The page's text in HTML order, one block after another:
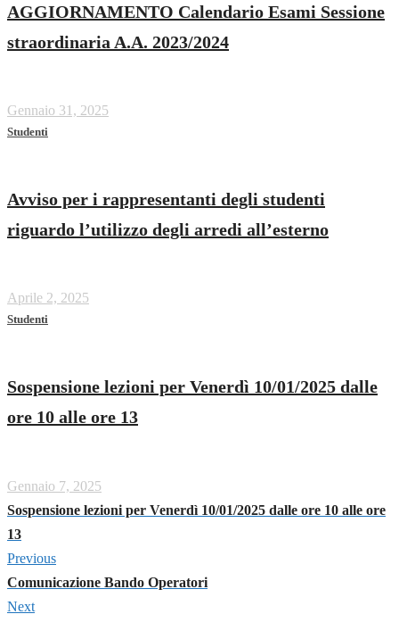
AGGIORNAMENTO Calendario Esami Sessione
straordinaria A.A. 2023/2024
Gennaio 31, 2025
Studenti
Avviso per i rappresentanti degli studenti
riguardo l’utilizzo degli arredi all’esterno
Aprile 2, 2025
Studenti
Sospensione lezioni per Venerdì 10/01/2025 dalle
ore 10 alle ore 13
Gennaio 7, 2025
Sospensione lezioni per Venerdì 10/01/2025 dalle ore 10 alle ore
13
Previous
Comunicazione Bando Operatori
Next